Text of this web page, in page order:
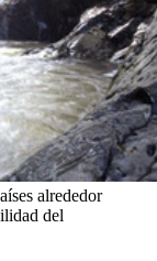
alrededor
del